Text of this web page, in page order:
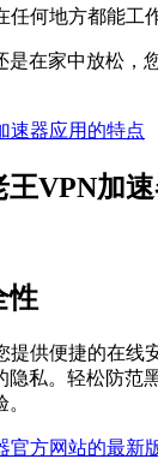
是在家中放松，
速器应用的特点
VPN加速
性
提供便捷的在线
隐私。轻松防范
方网站的最新